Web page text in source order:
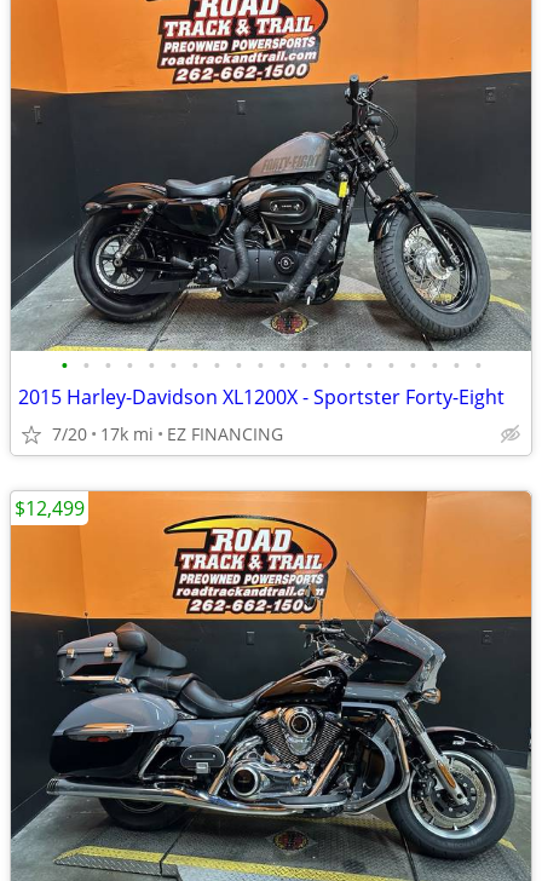
• • • • • • • • • • • • • • • • • • • •
2015 Harley-Davidson XL1200X - Sportster Forty-Eight
7/20 17k mi EZ FINANCING
$12,499